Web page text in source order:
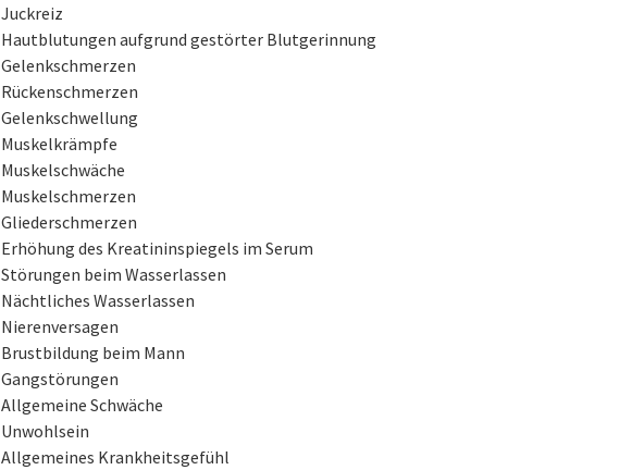
Juckreiz
Hautblutungen aufgrund gestörter Blutgerinnung
Gelenkschmerzen
Rückenschmerzen
Gelenkschwellung
Muskelkrämpfe
Muskelschwäche
Muskelschmerzen
Gliederschmerzen
Erhöhung des Kreatininspiegels im Serum
Störungen beim Wasserlassen
Nächtliches Wasserlassen
Nierenversagen
Brustbildung beim Mann
Gangstörungen
Allgemeine Schwäche
Unwohlsein
Allgemeines Krankheitsgefühl